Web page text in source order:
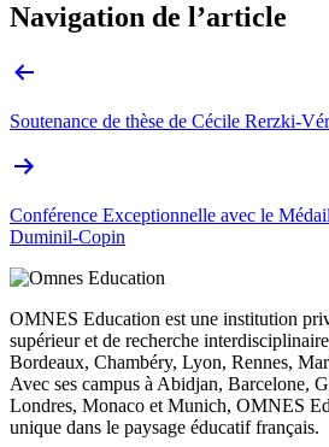
Navigation de l’article
Soutenance de thèse de Cécile Rerzki-
Conférence Exceptionnelle avec le
Duminil-Copin
OMNES Education est une institution
supérieur et de recherche
Bordeaux, Chambéry, Lyon, Rennes,
Avec ses campus à Abidjan, Barcelone,
Londres, Monaco et Munich, OMNES
unique dans le paysage éducatif français.